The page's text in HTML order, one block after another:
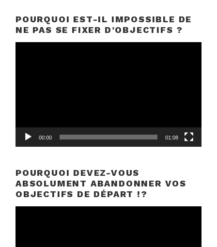
POURQUOI EST-IL IMPOSSIBLE DE
NE PAS SE FIXER D’OBJECTIFS ?
00:00 01:08
POURQUOI DEVEZ-VOUS
ABSOLUMENT ABANDONNER VOS
OBJECTIFS DE DÉPART !?